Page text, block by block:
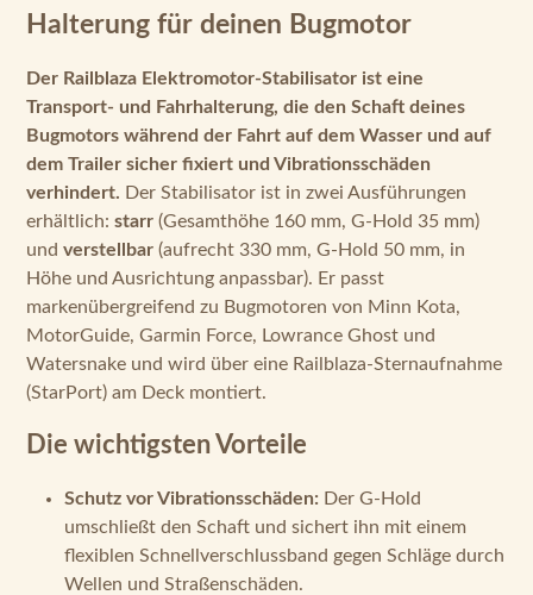
Halterung für deinen Bugmotor
Der Railblaza Elektromotor-Stabilisator ist eine
Transport- und Fahrhalterung, die den Schaft deines
Bugmotors während der Fahrt auf dem Wasser und auf
dem Trailer sicher fixiert und Vibrationsschäden
verhindert. Der Stabilisator ist in zwei Ausführungen
erhältlich: starr (Gesamthöhe 160 mm, G-Hold 35 mm)
und verstellbar (aufrecht 330 mm, G-Hold 50 mm, in
Höhe und Ausrichtung anpassbar). Er passt
markenübergreifend zu Bugmotoren von Minn Kota,
MotorGuide, Garmin Force, Lowrance Ghost und
Watersnake und wird über eine Railblaza-Sternaufnahme
(StarPort) am Deck montiert.
Die wichtigsten Vorteile
Schutz vor Vibrationsschäden: Der G-Hold
umschließt den Schaft und sichert ihn mit einem
flexiblen Schnellverschlussband gegen Schläge durch
Wellen und Straßenschäden.